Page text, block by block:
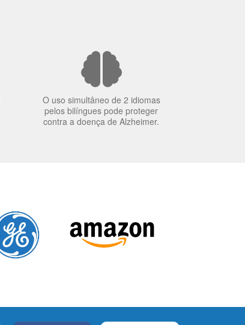
O uso simultâneo de 2 idiomas
pelos bilíngues pode proteger
contra a doença de Alzheimer.